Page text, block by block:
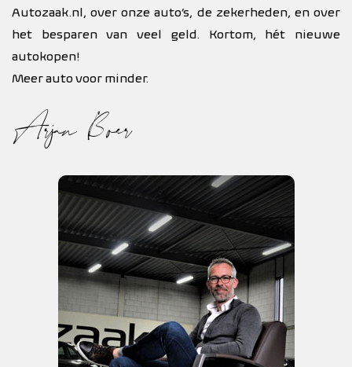
Autozaak.nl, over onze auto’s, de zekerheden, en over
het besparen van veel geld. Kortom, hét nieuwe
autokopen!
Meer auto voor minder.
Arjan Boer